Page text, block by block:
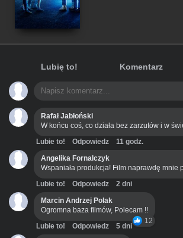
Lubię to! Komentarz
Rafał Jabłoński
W końcu coś, co działa bez zarzutów i w
Lubie to! Odpowiedz
11 godz.
Angelika Fornalczyk
Wspaniała produkcja! Film naprawdę mnie
Lubie to! Odpowiedz
2 dni
Marcin Andrzej Polak
Ogromna baza filmów, Polecam !!
12
Lubie to! Odpowiedz
5 dni